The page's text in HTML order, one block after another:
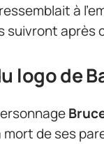
à
suivront après
logo de
mort de ses